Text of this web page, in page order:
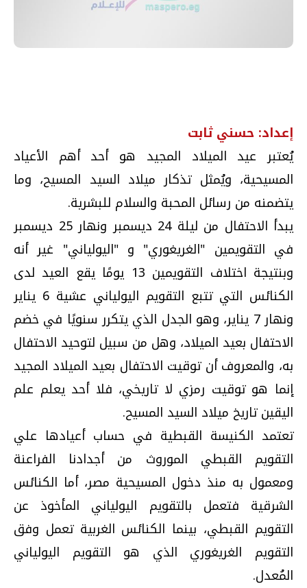
إعداد: حسني ثابت
يُعتبر عيد الميلاد المجيد هو أحد أهم الأعياد
المسيحية، ويُمثل تذكار ميلاد السيد المسيح، وما
يتضمنه من رسائل المحبة والسلام للبشرية.
يبدأ الاحتفال من ليلة 24 ديسمبر ونهار 25 ديسمبر
في التقويمين "الغريغوري" و "اليولياني" غير أنه
وبنتيجة اختلاف التقويمين 13 يومًا يقع العيد لدى
الكنائس التي تتبع التقويم اليولياني عشية 6 يناير
ونهار 7 يناير، وهو الجدل الذي يتكرر سنويًا في خضم
الاحتفال بعيد الميلاد، وهل من سبيل لتوحيد الاحتفال
به، والمعروف أن توقيت الاحتفال بعيد الميلاد المجيد
إنما هو توقيت رمزي لا تاريخي، فلا أحد يعلم علم
اليقين تاريخ ميلاد السيد المسيح.
تعتمد الكنيسة القبطية في حساب أعيادها علي
التقويم القبطي الموروث من أجدادنا الفراعنة
ومعمول به منذ دخول المسيحية مصر، أما الكنائس
الشرقية فتعمل بالتقويم اليولياني المأخوذ عن
التقويم القبطي، بينما الكنائس الغربية تعمل وفق
التقويم الغريغوري الذي هو التقويم اليولياني
المُعدل.